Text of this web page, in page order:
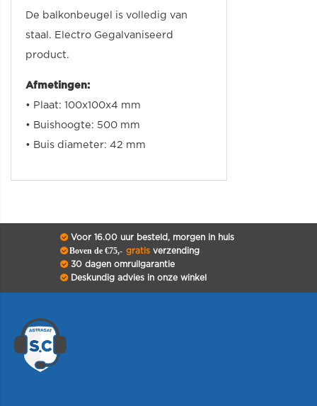
De balkonbeugel is volledig van
staal. Electro Gegalvaniseerd
product.
Afmetingen:
• Plaat: 100x100x4 mm
• Buishoogte: 500 mm
• Buis diameter: 42 mm
Voor 16.00 uur besteld, morgen in huis
Boven de €75,- gratisverzending
30 dagen omruilgarantie
Deskundig advies in onze winkel